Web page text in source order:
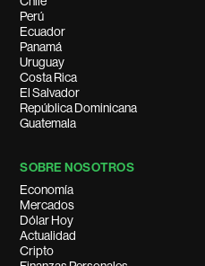
Perú
Ecuador
Panamá
Uruguay
Costa Rica
El Salvador
República Dominicana
Guatemala
SOBRE NOSOTROS
Economía
Mercados
Dólar Hoy
Actualidad
Cripto